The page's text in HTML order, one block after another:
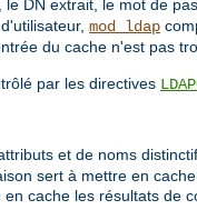
DN extrait, le mot de
mod_ldap
du cache n'est pas
par les directives
et de noms
sert à mettre en
cache les résultats de